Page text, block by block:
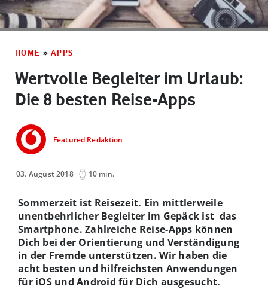
HOME » APPS
Wertvolle Begleiter im Urlaub:
Die 8 besten Reise-Apps
Featured Redaktion
03. August 2018 10 min.
Sommerzeit ist Reisezeit. Ein mittlerweile
unentbehrlicher Begleiter im Gepäck ist das
Smartphone. Zahlreiche Reise-Apps können
Dich bei der Orientierung und Verständigung
in der Fremde unterstützen. Wir haben die
acht besten und hilfreichsten Anwendungen
für iOS und Android für Dich ausgesucht.